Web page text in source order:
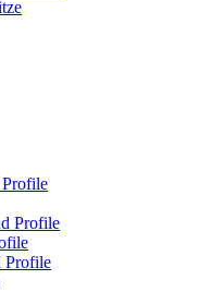
Profile
Profile